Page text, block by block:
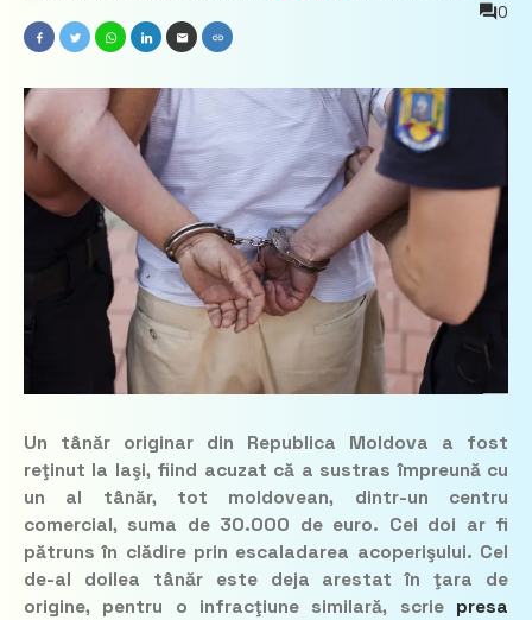
0
Un tânăr originar din Republica Moldova a fost
reţinut la Iaşi, fiind acuzat că a sustras împreună cu
un al tânăr, tot moldovean, dintr-un centru
comercial, suma de 30.000 de euro. Cei doi ar fi
pătruns în clădire prin escaladarea acoperişului. Cel
de-al doilea tânăr este deja arestat în ţara de
origine, pentru o infracţiune similară, scrie presa